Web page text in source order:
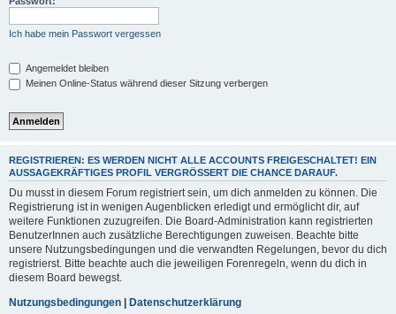
Ich habe mein Passwort vergessen
Angemeldet bleiben
Meinen Online-Status während dieser Sitzung verbergen
REGISTRIEREN: ES WERDEN NICHT ALLE ACCOUNTS FREIGESCHALTET! EIN
AUSSAGEKRÄFTIGES PROFIL VERGRÖSSERT DIE CHANCE DARAUF.
Du musst in diesem Forum registriert sein, um dich anmelden zu können. Die
Registrierung ist in wenigen Augenblicken erledigt und ermöglicht dir, auf
weitere Funktionen zuzugreifen. Die Board-Administration kann registrierten
BenutzerInnen auch zusätzliche Berechtigungen zuweisen. Beachte bitte
unsere Nutzungsbedingungen und die verwandten Regelungen, bevor du dich
registrierst. Bitte beachte auch die jeweiligen Forenregeln, wenn du dich in
diesem Board bewegst.
Nutzungsbedingungen
Datenschutzerklärung